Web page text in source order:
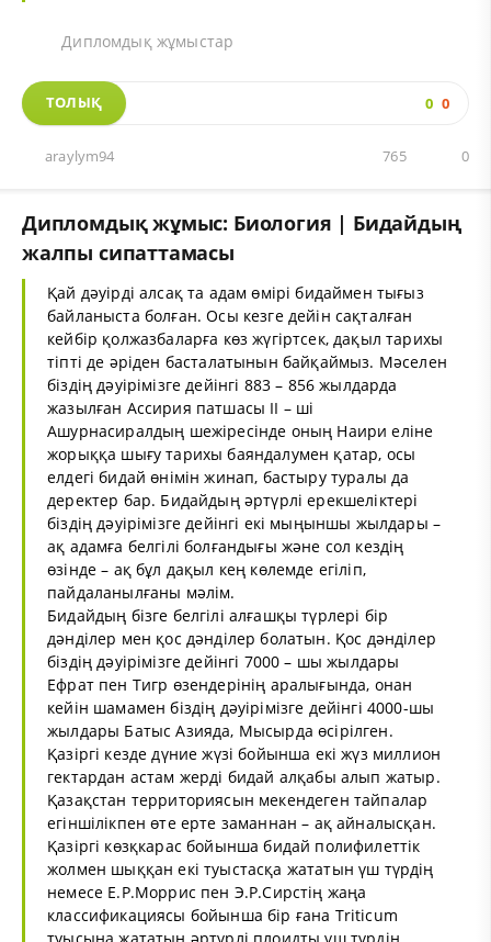
Дипломдық жұмыстар
ТОЛЫҚ 0 0
araylym94 0
765
Дипломдық жұмыс: Биология | Бидайдың
жалпы сипаттамасы
Қай дәуірді алсақ та адам өмірі бидаймен тығыз
байланыста болған. Осы кезге дейін сақталған
кейбір қолжазбаларға көз жүгіртсек, дақыл тарихы
тіпті де әріден басталатынын байқаймыз. Мәселен
біздің дәуірімізге дейінгі 883 – 856 жылдарда
жазылған Ассирия патшасы II – ші
Ашурнасиралдың шежіресінде оның Наири еліне
жорыққа шығу тарихы баяндалумен қатар, осы
елдегі бидай өнімін жинап, бастыру туралы да
деректер бар. Бидайдың әртүрлі ерекшеліктері
біздің дәуірімізге дейінгі екі мыңыншы жылдары –
ақ адамға белгілі болғандығы және сол кездің
өзінде – ақ бұл дақыл кең көлемде егіліп,
пайдаланылғаны мәлім.
Бидайдың бізге белгілі алғашқы түрлері бір
дәнділер мен қос дәнділер болатын. Қос дәнділер
біздің дәуірімізге дейінгі 7000 – шы жылдары
Ефрат пен Тигр өзендерінің аралығында, онан
кейін шамамен біздің дәуірімізге дейінгі 4000-шы
жылдары Батыс Азияда, Мысырда өсірілген.
Қазіргі кезде дүние жүзі бойынша екі жүз миллион
гектардан астам жерді бидай алқабы алып жатыр.
Қазақстан территориясын мекендеген тайпалар
егіншілікпен өте ерте заманнан – ақ айналысқан.
Қазіргі көзқкарас бойынша бидай полифилеттік
жолмен шыққан екі туыстасқа жататын үш түрдің
немесе Е.Р.Моррис пен Э.Р.Сирстің жаңа
классификациясы бойынша бір ғана Triticum
туысына жататын әртүрлі плоидты үш түрдің